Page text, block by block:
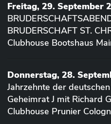
Freitag, 29. September
BRUDERSCHAFT ST.
Clubhouse Bootshaus
Donnerstag, 28.
Jahrzehnte der
Geheimrat J mit Richard
Clubhouse Prunier